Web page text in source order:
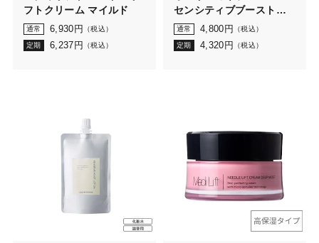
フトクリーム マイルド
通常 6,930 円 （税込）
定期 6,237 円 （税込）
センシティブブーストセ
ラム 45mL
通常 4,800 円 （税込）
定期 4,320 円 （税込）